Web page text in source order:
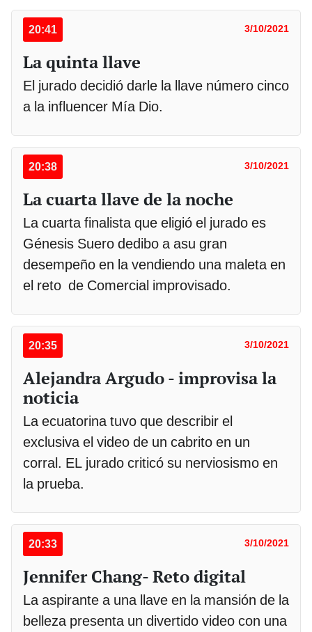
20:41 3/10/2021
La quinta llave
El jurado decidió darle la llave número cinco
a la influencer Mía Dio.
20:38 3/10/2021
La cuarta llave de la noche
La cuarta finalista que eligió el jurado es
Génesis Suero dedibo a asu gran
desempeño en la vendiendo una maleta en
el reto de Comercial improvisado.
20:35 3/10/2021
Alejandra Argudo - improvisa la
noticia
La ecuatorina tuvo que describir el
exclusiva el video de un cabrito en un
corral. EL jurado criticó su nerviosismo en
la prueba.
20:33 3/10/2021
Jennifer Chang- Reto digital
La aspirante a una llave en la mansión de la
belleza presenta un divertido video con una